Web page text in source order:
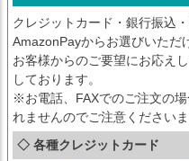
クレジットカード・銀行振込
AmazonPayからお選びいただ
お客様からのご要望にお応え
しております。
※お電話、FAXでのご注文の
れませんのでご注意くださいま
◇ 各種クレジットカード